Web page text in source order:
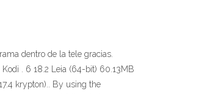
dentro de la tele gracias.
. 6 18.2 Leia (64-bit) 60.13MB
krypton).. By using the